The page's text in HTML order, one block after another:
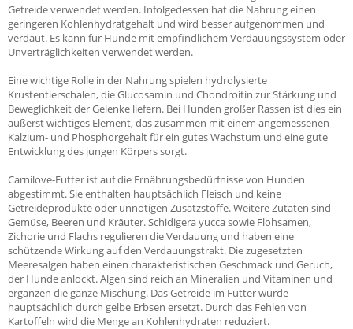
Getreide verwendet werden. Infolgedessen hat die Nahrung einen
geringeren Kohlenhydratgehalt und wird besser aufgenommen und
verdaut. Es kann für Hunde mit empfindlichem Verdauungssystem oder
Unverträglichkeiten verwendet werden.
Eine wichtige Rolle in der Nahrung spielen hydrolysierte
Krustentierschalen, die Glucosamin und Chondroitin zur Stärkung und
Beweglichkeit der Gelenke liefern. Bei Hunden großer Rassen ist dies ein
äußerst wichtiges Element, das zusammen mit einem angemessenen
Kalzium- und Phosphorgehalt für ein gutes Wachstum und eine gute
Entwicklung des jungen Körpers sorgt.
Carnilove-Futter ist auf die Ernährungsbedürfnisse von Hunden
abgestimmt. Sie enthalten hauptsächlich Fleisch und keine
Getreideprodukte oder unnötigen Zusatzstoffe. Weitere Zutaten sind
Gemüse, Beeren und Kräuter. Schidigera yucca sowie Flohsamen,
Zichorie und Flachs regulieren die Verdauung und haben eine
schützende Wirkung auf den Verdauungstrakt. Die zugesetzten
Meeresalgen haben einen charakteristischen Geschmack und Geruch,
der Hunde anlockt. Algen sind reich an Mineralien und Vitaminen und
ergänzen die ganze Mischung. Das Getreide im Futter wurde
hauptsächlich durch gelbe Erbsen ersetzt. Durch das Fehlen von
Kartoffeln wird die Menge an Kohlenhydraten reduziert.